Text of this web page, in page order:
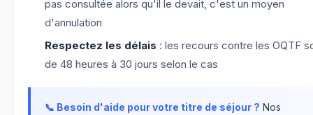
pas consultée alors qu'il le devait, c'est un moyen
d'annulation
Respectez les délais : les recours contre les OQTF
de 48 heures à 30 jours selon le cas
📞 Besoin d'aide pour votre titre de séjour ? Nos